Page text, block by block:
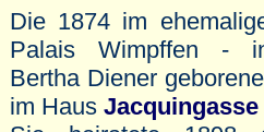
Die 1874 im
Palais Wimpffen
Bertha Diener
im Haus Jacquingasse